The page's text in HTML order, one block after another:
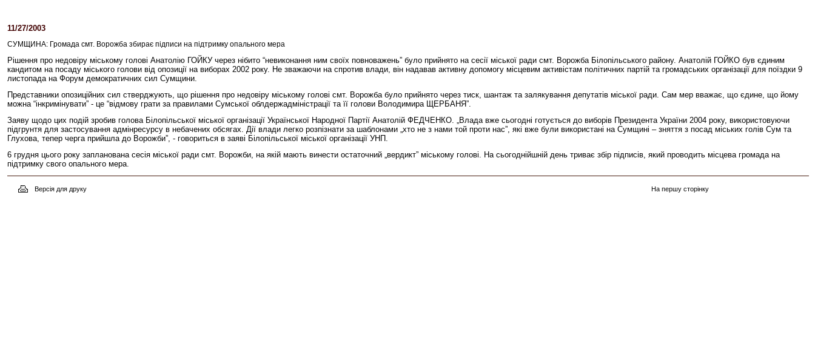
11/27/2003
СУМЩИНА: Громада смт. Ворожба збирає підписи на підтримку опального мера
Рішення про недовіру міському голові Анатолію ГОЙКУ через нібито “невиконання ним своїх повноважень” було прийнято на сесії міської ради смт. Ворожба Білопільського району. Анатолій ГОЙКО був єдиним
кандитом на посаду міського голови від опозиції на виборах 2002 року. Не зважаючи на спротив влади, він надавав активну допомогу місцевим активістам політичних партій та громадських організації для поїздки 9
листопада на Форум демократичних сил Сумщини.
Представники опозиційних сил стверджують, що рішення про недовіру міському голові смт. Ворожба було прийнято через тиск, шантаж та залякування депутатів міської ради. Сам мер вважає, що єдине, що йому
можна “інкримінувати” - це “відмову грати за правилами Сумської облдержадміністрації та її голови Володимира ЩЕРБАНЯ”.
Заяву щодо цих подій зробив голова Білопільської міської організації Української Народної Партії Анатолій ФЕДЧЕНКО. „Влада вже сьогодні готується до виборів Президента України 2004 року, використовуючи
підгрунтя для застосування адмінресурсу в небачених обсягах. Дії влади легко розпізнати за шаблонами „хто не з нами той проти нас”, які вже були використані на Сумщині – зняття з посад міських голів Сум та
Глухова, тепер черга прийшла до Ворожби”, - говориться в заяві Білопільської міської організації УНП.
6 грудня цього року запланована сесія міської ради смт. Ворожби, на якій мають винести остаточний „вердикт” міському голові. На сьогоднійшній день триває збір підписів, який проводить місцева громада на
підтримку свого опального мера.
Версія для друку На першу сторінку